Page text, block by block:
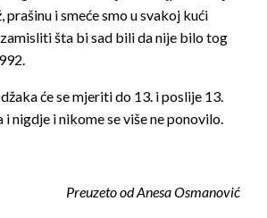
prašinu i smeće smo u svakoj kući
šta bi sad bili da nije bilo tog
će se mjeriti do 13. i poslije 13.
i nigdje i nikome se više ne ponovilo.
Preuzeto od Anesa Osmanović